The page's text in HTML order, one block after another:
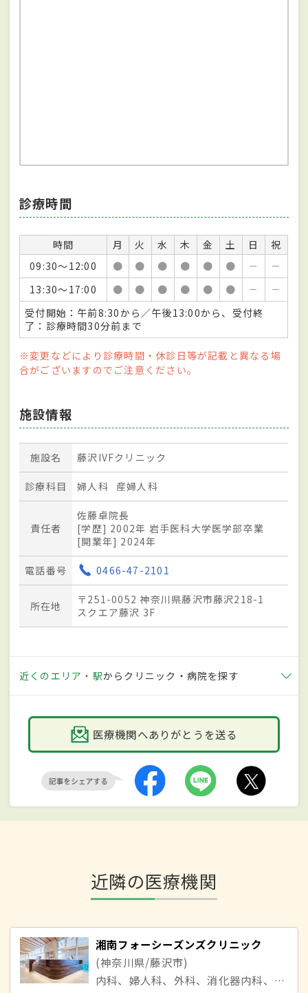
診療時間
時間 月 火 水 木 金 土 日
祝
09:30～12:00
● ● ● ● ● ● －
－
13:30～17:00
● ● ● ● ● ● －
－
受付開始：午前8:30から／午後13:00から、受付終
了：診療時間30分前まで
※変更などにより診療時間・休診日等が記載と異なる場
合がございますのでご注意ください。
施設情報
施設名 藤沢IVFクリニック
診療科目 婦人科 産婦人科
責任者
佐藤卓院長
[学歴] 2002年 岩手医科大学医学部卒業
[開業年] 2024年
電話番号 0466-47-2101
所在地
〒251-0052 神奈川県藤沢市藤沢218-1
スクエア藤沢 3F
近くのエリア・駅からクリニック・病院を探す
医療機関へありがとうを送る
近隣の医療機関
湘南フォーシーズンズクリニック
(神奈川県/藤沢市)
内科、婦人科、外科、消化器内科、肛門外科